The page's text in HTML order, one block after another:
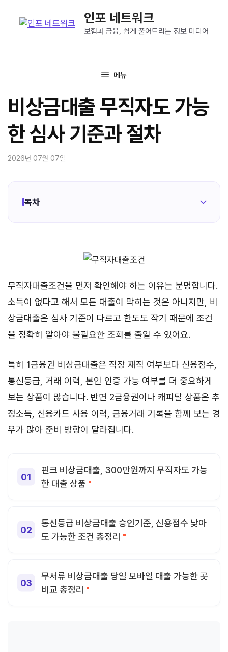
인포 네트워크
보험과 금융, 쉽게 풀어드리는 정보 미디어
메뉴
비상금대출 무직자도 가능
한 심사 기준과 절차
2026년 07월 07일
목차
무직자대출조건을 먼저 확인해야 하는 이유는 분명합니다.
소득이 없다고 해서 모든 대출이 막히는 것은 아니지만, 비
상금대출은 심사 기준이 다르고 한도도 작기 때문에 조건
을 정확히 알아야 불필요한 조회를 줄일 수 있어요.
특히 1금융권 비상금대출은 직장 재직 여부보다 신용점수,
통신등급, 거래 이력, 본인 인증 가능 여부를 더 중요하게
보는 상품이 많습니다. 반면 2금융권이나 캐피탈 상품은 추
정소득, 신용카드 사용 이력, 금융거래 기록을 함께 보는 경
우가 많아 준비 방향이 달라집니다.
핀크 비상금대출, 300만원까지 무직자도 가능
한 대출 상품
통신등급 비상금대출 승인기준, 신용점수 낮아
도 가능한 조건 총정리
무서류 비상금대출 당일 모바일 대출 가능한 곳
비교 총정리